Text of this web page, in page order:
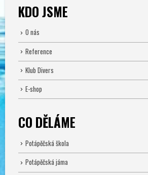
KDO JSME
O nás
Reference
Klub Divers
E-shop
CO DĚLÁME
Potápěčská škola
Potápěčská jáma